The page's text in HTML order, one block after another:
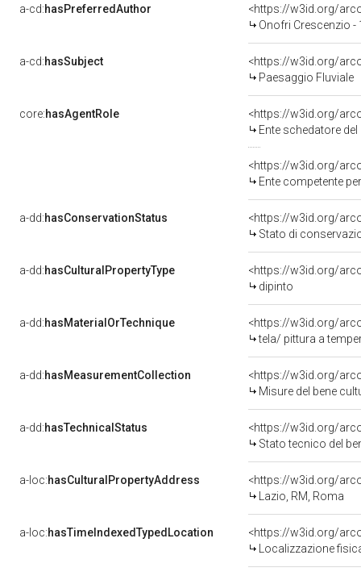
a-cd:hasPreferredAuthor
<https://w3id.org/
Onofri Crescenzio
a-cd:hasSubject
<https://w3id.org/
Paesaggio Fluviale
core:hasAgentRole
<https://w3id.org/
Ente schedatore
<https://w3id.org/
Ente competente per
a-dd:hasConservationStatus
<https://w3id.org/
Stato di
a-dd:hasCulturalPropertyType
<https://w3id.org/
dipinto
a-dd:hasMaterialOrTechnique
<https://w3id.org/
tela/ pittura a
a-dd:hasMeasurementCollection
<https://w3id.org/
Misure del bene
a-dd:hasTechnicalStatus
<https://w3id.org/
Stato tecnico del
a-loc:hasCulturalPropertyAddress
<https://w3id.org/
Lazio, RM, Roma
a-loc:hasTimeIndexedTypedLocation
<https://w3id.org/
Localizzazione